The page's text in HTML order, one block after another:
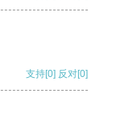
支持[0] 反对[0]